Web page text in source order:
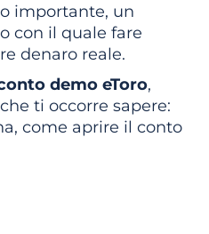
importante, un
con il quale fare
denaro reale.
demo eToro,
ti occorre sapere:
come aprire il conto